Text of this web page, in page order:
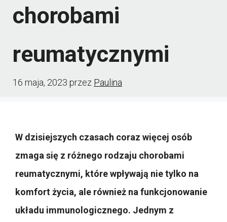
chorobami
reumatycznymi
16 maja, 2023 przez Paulina
W dzisiejszych czasach coraz więcej osób
zmaga się z różnego rodzaju chorobami
reumatycznymi, które wpływają nie tylko na
komfort życia, ale również na funkcjonowanie
układu immunologicznego. Jednym z